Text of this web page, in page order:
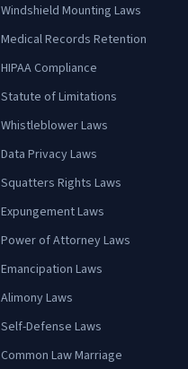
Windshield Mounting Laws
Medical Records Retention
HIPAA Compliance
Statute of Limitations
Whistleblower Laws
Data Privacy Laws
Squatters Rights Laws
Expungement Laws
Power of Attorney Laws
Emancipation Laws
Alimony Laws
Self-Defense Laws
Common Law Marriage